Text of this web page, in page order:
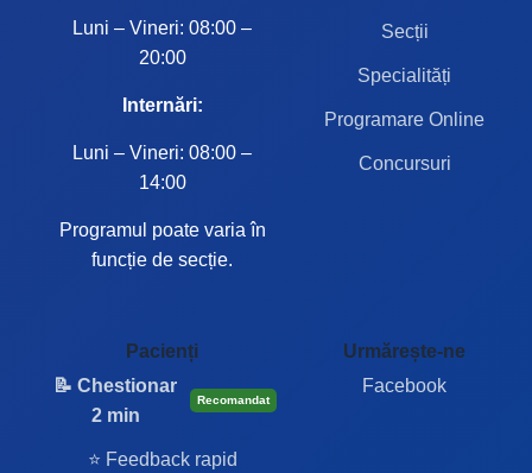
Luni – Vineri: 08:00 –
20:00
Internări:
Luni – Vineri: 08:00 –
14:00
Programul poate varia în
funcție de secție.
Secții
Specialități
Programare Online
Concursuri
Pacienți
📝 Chestionar
2 min
Recomandat
⭐ Feedback rapid
Urmărește-ne
Facebook